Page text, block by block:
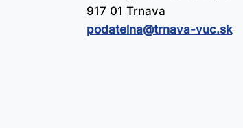
917 01 Trnava
podatelna@​trnava-vuc.sk